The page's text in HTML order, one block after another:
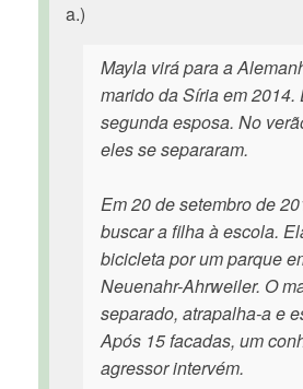
a.)
Mayla virá para a
marido da Síria em 2014.
segunda esposa. No
eles se separaram.
Em 20 de setembro de
buscar a filha à escola.
bicicleta por um parque
Neuenahr-Ahrweiler. O
separado, atrapalha-a e
Após 15 facadas, um
agressor intervém.